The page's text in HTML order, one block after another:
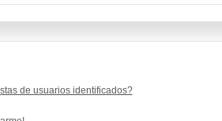
de usuarios identificados?